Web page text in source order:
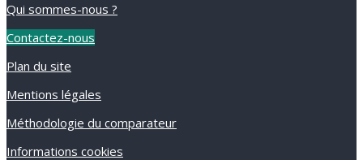
Qui sommes-nous ?
Contactez-nous
Plan du site
Mentions légales
Méthodologie du comparateur
Informations cookies